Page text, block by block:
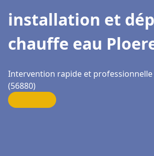
installation et
chauffe eau
Intervention rapide et professionnelle
(56880)